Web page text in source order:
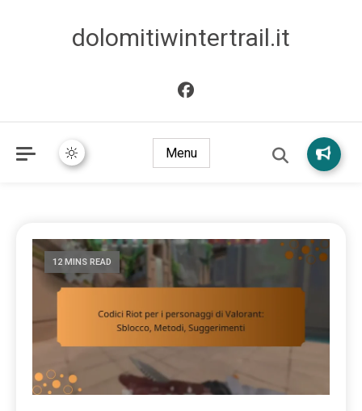
dolomitiwintertrail.it
Menu
12 MINS READ